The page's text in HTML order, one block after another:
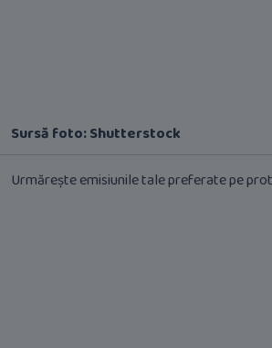
Sursă foto: Shutterstock
Urmărește emisiunile tale preferate pe